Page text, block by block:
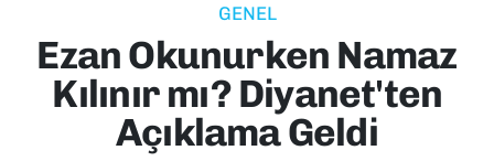
GENEL
Ezan Okunurken Namaz
Kılınır mı? Diyanet'ten
Açıklama Geldi
EKONOMİ
KÜLTÜR SANAT
Süper Lig Puan Durumu ve Fikstür
Tüm Manşetler
Son Dakika Haberleri